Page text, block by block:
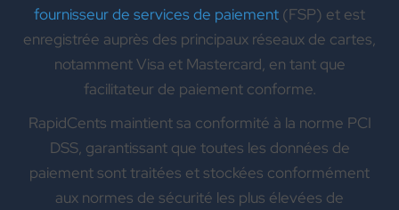
fournisseur de services de paiement (FSP) et est
enregistrée auprès des principaux réseaux de cartes,
notamment Visa et Mastercard, en tant que
facilitateur de paiement conforme.
RapidCents maintient sa conformité à la norme PCI
DSS, garantissant que toutes les données de
paiement sont traitées et stockées conformément
aux normes de sécurité les plus élevées de